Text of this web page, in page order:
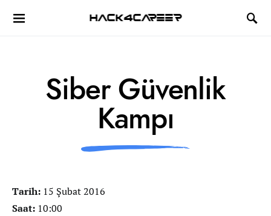
Hack4Career
Siber Güvenlik
Kampı
Tarih: 15 Şubat 2016
Saat: 10:00